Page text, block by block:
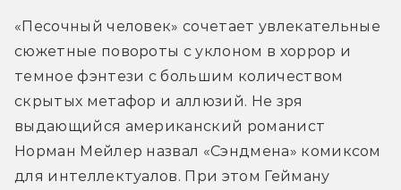
«Песочный человек» сочетает увлекательные
сюжетные повороты с уклоном в хоррор и
темное фэнтези с большим количеством
скрытых метафор и аллюзий. Не зря
выдающийся американский романист
Норман Мейлер назвал «Сэндмена» комиксом
для интеллектуалов. При этом Гейману